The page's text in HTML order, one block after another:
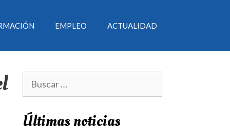
EMPLEO ACTUALIDAD
Últimas noticias